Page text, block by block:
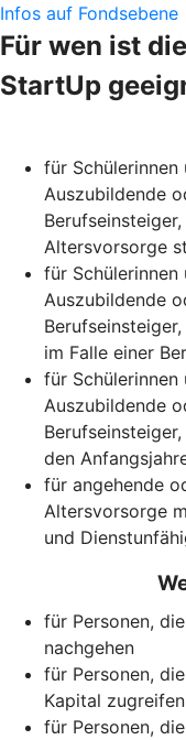
Infos auf Fondsebene
Für wen ist
StartUp
für Schülerinnen
Auszubildende
Altersvorsorge
für Schülerinnen
Auszubildende
im Falle einer
für Schülerinnen
Auszubildende
den
für angehende
Altersvorsorge
und
für Personen,
nachgehen
für Personen,
Kapital
für Personen,